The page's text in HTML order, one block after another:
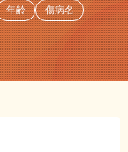
年齢 傷病名